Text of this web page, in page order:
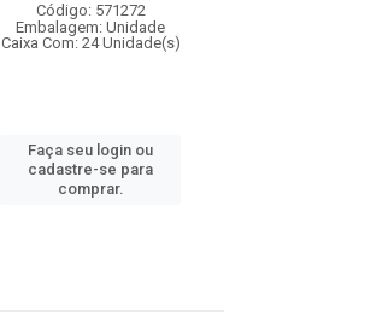
Código: 571272
Embalagem: Unidade
Caixa Com: 24 Unidade(s)
Faça seu login ou
cadastre-se para
comprar.